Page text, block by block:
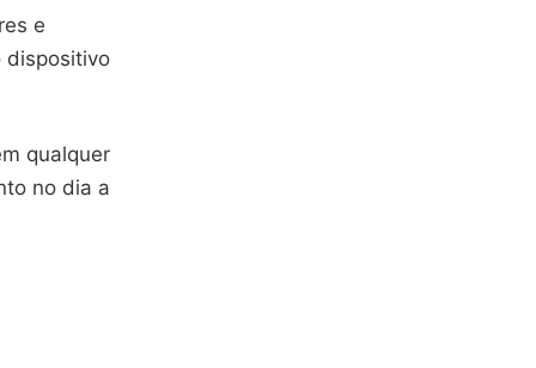
e
dispositivo
qualquer
no dia a